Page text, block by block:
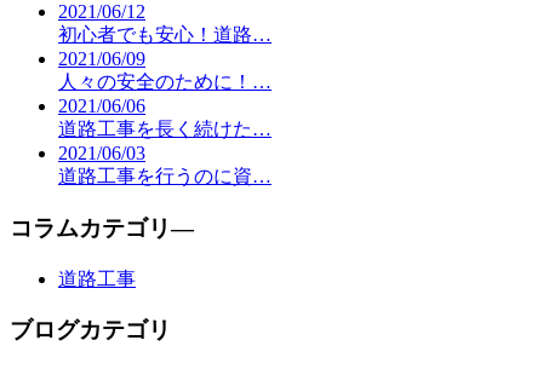
2021/06/12
初心者でも安心！道路…
2021/06/09
人々の安全のために！…
2021/06/06
道路工事を長く続けた…
2021/06/03
道路工事を行うのに資…
コラムカテゴリ―
道路工事
ブログカテゴリ